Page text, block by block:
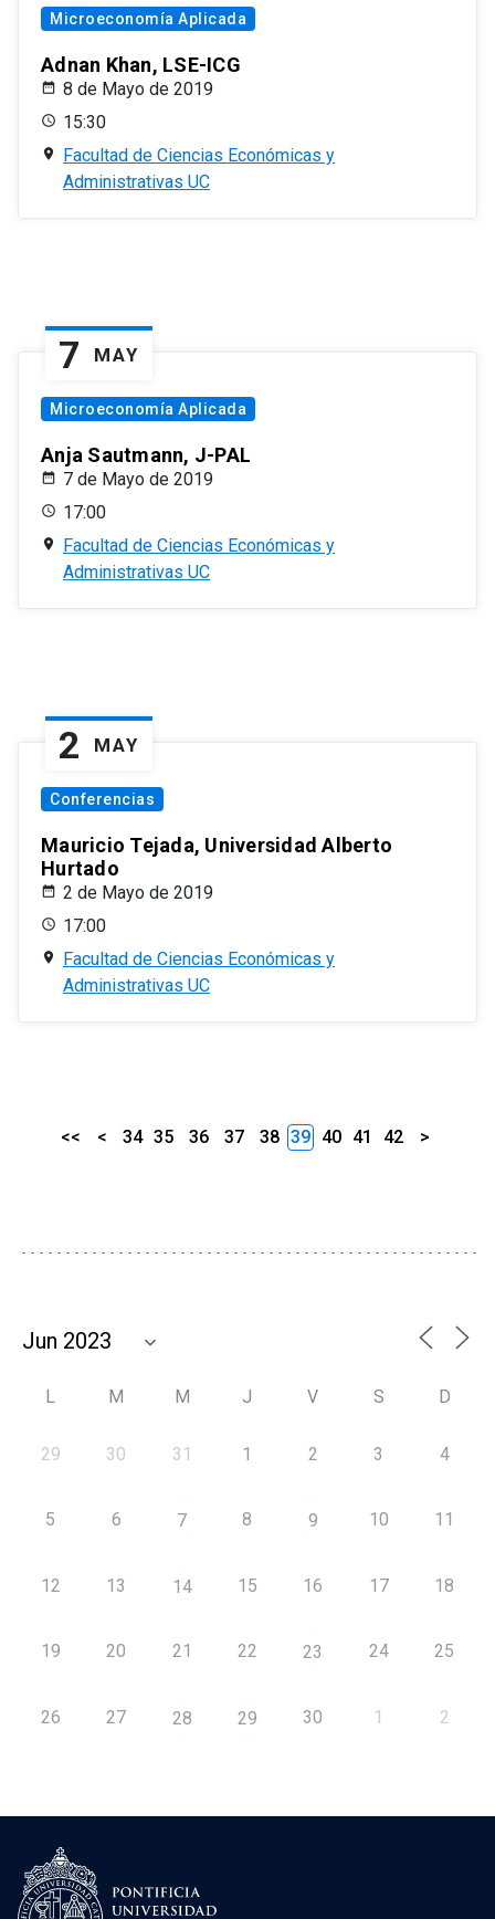
Microeconomía Aplicada
Adnan Khan, LSE-ICG
8 de Mayo de 2019
15:30
Facultad de Ciencias Económicas y
Administrativas UC
7 MAY
Microeconomía Aplicada
Anja Sautmann, J-PAL
7 de Mayo de 2019
17:00
Facultad de Ciencias Económicas y
Administrativas UC
2 MAY
Conferencias
Mauricio Tejada, Universidad Alberto
Hurtado
2 de Mayo de 2019
17:00
Facultad de Ciencias Económicas y
Administrativas UC
<< < 34 35 36 37 38 39 40 41 42 >
L M M J V S D
29 30 31 1 2 3 4
5 6 7 8 9 10 11
12 13 14 15 16 17 18
19 20 21 22 23 24 25
26 27 28 29 30 1 2